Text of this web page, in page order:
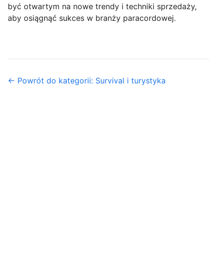
być otwartym na nowe trendy i techniki sprzedaży,
aby osiągnąć sukces w branży paracordowej.
← Powrót do kategorii: Survival i turystyka